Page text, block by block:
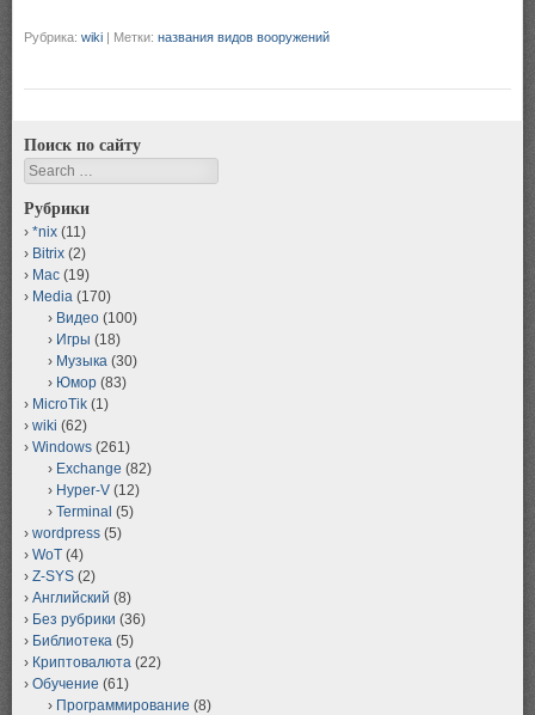
Рубрика: wiki | Метки: названия видов вооружений
Поиск по сайту
Search
Рубрики
*nix (11)
Bitrix (2)
Mac (19)
Media (170)
Видео (100)
Игры (18)
Музыка (30)
Юмор (83)
MicroTik (1)
wiki (62)
Windows (261)
Exchange (82)
Hyper-V (12)
Terminal (5)
wordpress (5)
WoT (4)
Z-SYS (2)
Английский (8)
Без рубрики (36)
Библиотека (5)
Криптовалюта (22)
Обучение (61)
Программирование (8)